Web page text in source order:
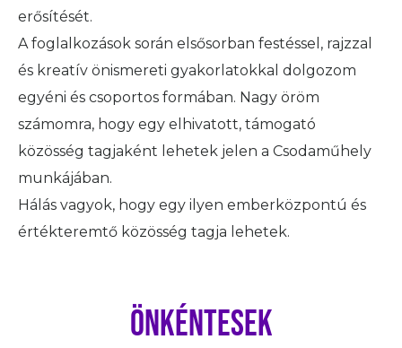
erősítését.
A foglalkozások során elsősorban festéssel, rajzzal
és kreatív önismereti gyakorlatokkal dolgozom
egyéni és csoportos formában. Nagy öröm
számomra, hogy egy elhivatott, támogató
közösség tagjaként lehetek jelen a Csodaműhely
munkájában.
Hálás vagyok, hogy egy ilyen emberközpontú és
értékteremtő közösség tagja lehetek.
Önkéntesek